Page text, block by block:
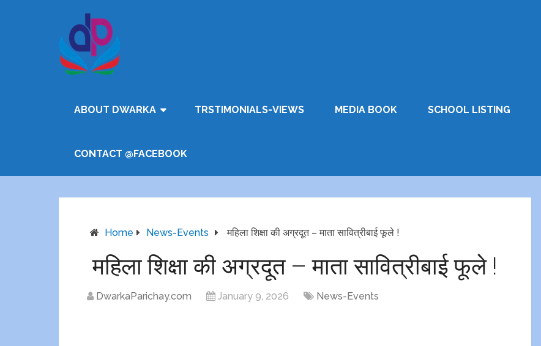
ABOUT DWARKA TRSTIMONIALS-VIEWS MEDIA BOOK SCHOOL LISTING
CONTACT @FACEBOOK
Home News-Events महिला शिक्षा की अग्रदूत – माता सावित्रीबाई फूले !
महिला शिक्षा की अग्रदूत – माता सावित्रीबाई फूले !
DwarkaParichay.com January 9, 2026 News-Events